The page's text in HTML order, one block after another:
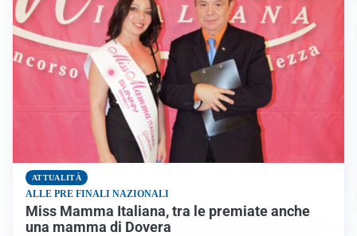
ATTUALITÀ
ALLE PRE FINALI NAZIONALI
Miss Mamma Italiana, tra le premiate anche
una mamma di Dovera